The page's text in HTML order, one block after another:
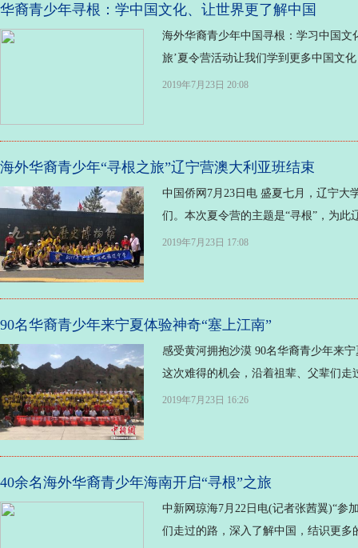
华裔青少年寻根：学中国文化、让世界更了解中国
海外华裔青少年中国寻根：学习中国文
旅’夏令营活动让我们学到更多中国文
2019年7月23日 20:08
海外华裔青少年“寻根之旅”辽宁营澳大利亚班结束
中国侨网7月23日电 盛夏七月，辽宁大
们。本次夏令营的主题是“寻根”，为
2019年7月23日 17:08
90名华裔青少年来宁夏体验神奇“塞上江南”
感受黄河拥抱沙漠 90名华裔青少年来
这次难得的机会，沿着祖辈、父辈们
2019年7月23日 16:26
40余名海外华裔青少年海南开启“寻根”之旅
中新网琼海7月22日电(记者张茜翼)“参
们走过的路，深入了解中国，结识更